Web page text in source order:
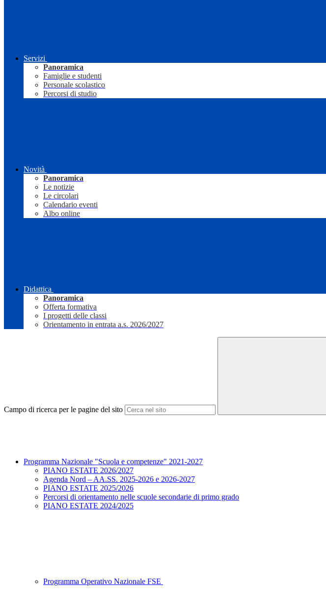
Servizi
Panoramica
Famiglie e studenti
Personale scolastico
Percorsi di studio
Novità
Panoramica
Le notizie
Le circolari
Calendario eventi
Albo online
Didattica
Panoramica
Offerta formativa
I progetti delle classi
Orientamento in entrata a.s. 2026/2027
Campo di ricerca per le pagine del sito
Programma Nazionale "Scuola e competenze" 2021-2027
PIANO ESTATE 2026/2027
Agenda Nord – AA.SS. 2025-2026 e 2026-2027
PIANO ESTATE 2025/2026
Percorsi di orientamento nelle scuole secondarie di primo grado
PIANO ESTATE 2024/2025
Programma Operativo Nazionale FSE